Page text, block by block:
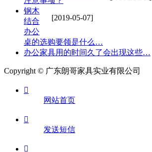
[2019-05-07]
钢木
结合
办公
桌的选购要领是什么…
办公家具用的时间久了会出现这些…
Copyright © 广东朗哥家具实业有限公司

网站首页

发送短信
